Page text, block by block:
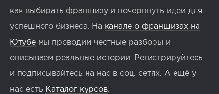
как выбирать франшизу и почерпнуть идеи для
успешного бизнеса. На канале о франшизах на
Ютубе мы проводим честные разборы и
описываем реальные истории. Регистрируйтесь
и подписывайтесь на нас в соц. сетях. А ещё у
нас есть Каталог курсов.